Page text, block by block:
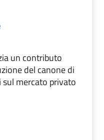
un contributo
del canone di
sul mercato privato